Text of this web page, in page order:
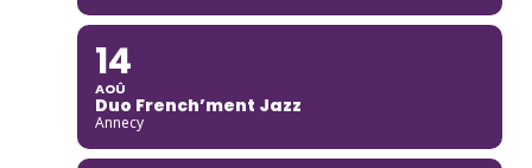
14
AOÛ
Duo French’ment Jazz
Annecy